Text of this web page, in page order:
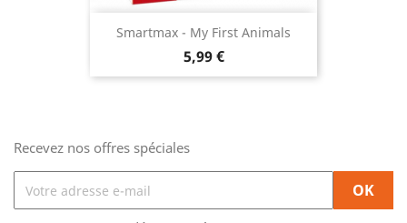
Smartmax - My First Animals
Prix
5,99 €
Recevez nos offres spéciales